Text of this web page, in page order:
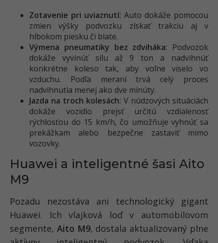
Zotavenie pri uviaznutí: Auto dokáže pomocou
zmien výšky podvozku získať trakciu aj v
hlbokom piesku či blate.
Výmena pneumatiky bez zdviháka: Podvozok
dokáže vyvinúť silu až 9 ton a nadvihnúť
konkrétne koleso tak, aby voľne viselo vo
vzduchu. Podľa meraní trvá celý proces
nadvihnutia menej ako dve minúty.
Jazda na troch kolesách: V núdzových situáciách
dokáže vozidlo prejsť určitú vzdialenosť
rýchlosťou do 15 km/h, čo umožňuje vyhnúť sa
prekážkam alebo bezpečne zastaviť mimo
vozovky.
Huawei a inteligentné šasi Aito
M9
Pozadu nezostáva ani technologický gigant
Huawei. Ich vlajková loď v automobilovom
segmente, Aito M9, dostala aktualizovaný plne